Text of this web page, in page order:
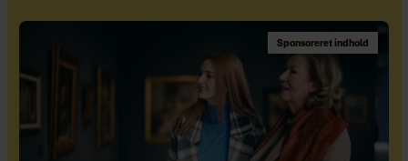
Sponsoreret indhold